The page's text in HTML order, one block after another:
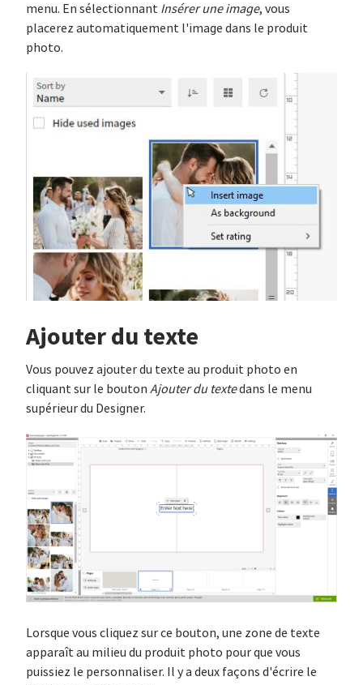
menu. En sélectionnant Insérer une image, vous
placerez automatiquement l'image dans le produit
photo.
Ajouter du texte
Vous pouvez ajouter du texte au produit photo en
cliquant sur le bouton Ajouter du textedans le menu
supérieur du Designer.
Lorsque vous cliquez sur ce bouton, une zone de texte
apparaît au milieu du produit photo pour que vous
puissiez le personnaliser. Il y a deux façons d'écrire le